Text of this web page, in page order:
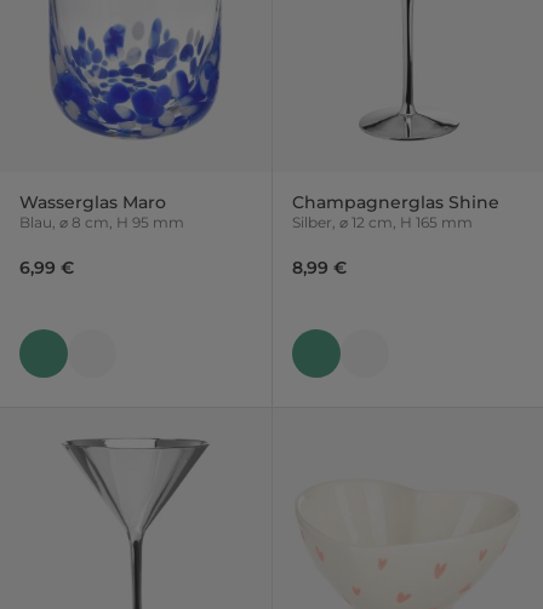
Wasserglas Maro
Blau, ⌀ 8 cm, H 95 mm
6,99 €
Champagnerglas Shine
Silber, ⌀ 12 cm, H 165 mm
8,99 €